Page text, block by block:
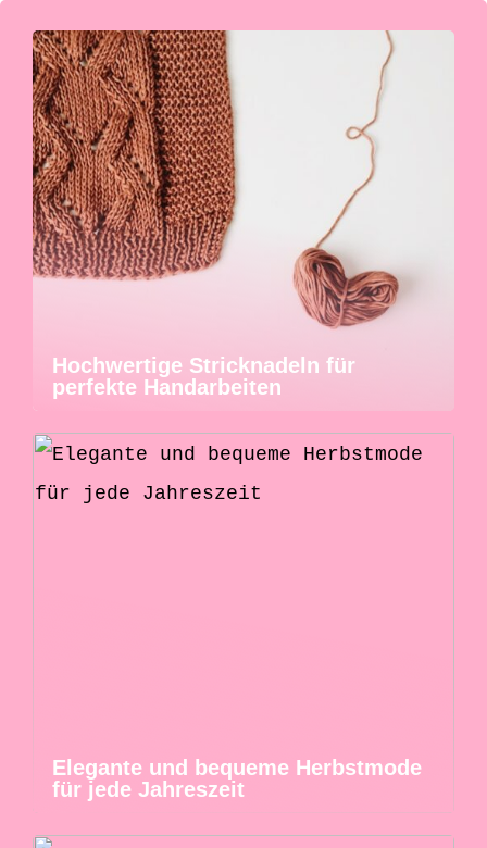
Hochwertige Stricknadeln für
perfekte Handarbeiten
Elegante und bequeme Herbstmode
für jede Jahreszeit